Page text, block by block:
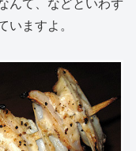
んて、などといわず
いますよ。